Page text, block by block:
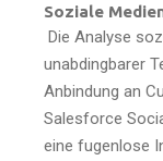
Soziale
Die Analyse
unabdingbarer
Anbindung an
Salesforce
eine fugenlose